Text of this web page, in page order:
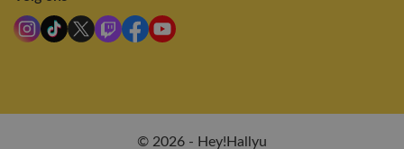
© 2026 - Hey!Hallyu